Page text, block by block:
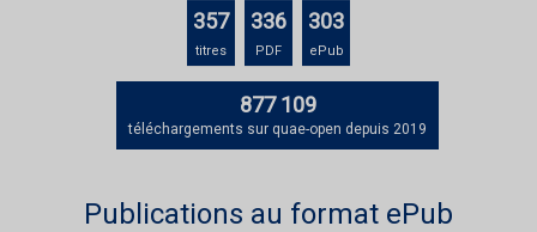
le
357
titres
336
PDF
303
ePub
877 109
téléchargements sur quae-open depuis 2019
Publications au format ePub